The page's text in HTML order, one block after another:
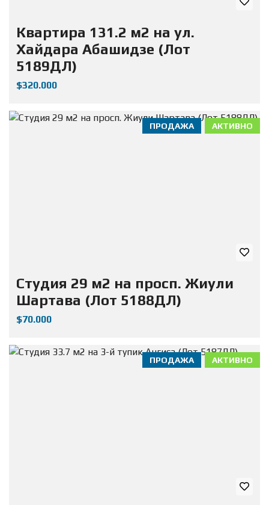
Квартира 131.2 м2 на ул.
Хайдара Абашидзе (Лот
5189ДЛ)
$320.000
АКТИВНО
ПРОДАЖА
Студия 29 м2 на просп. Жиули
Шартава (Лот 5188ДЛ)
$70.000
АКТИВНО
ПРОДАЖА